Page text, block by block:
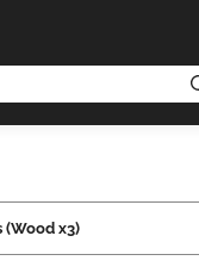
(Wood x3)